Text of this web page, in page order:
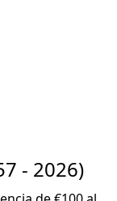
- 2026)